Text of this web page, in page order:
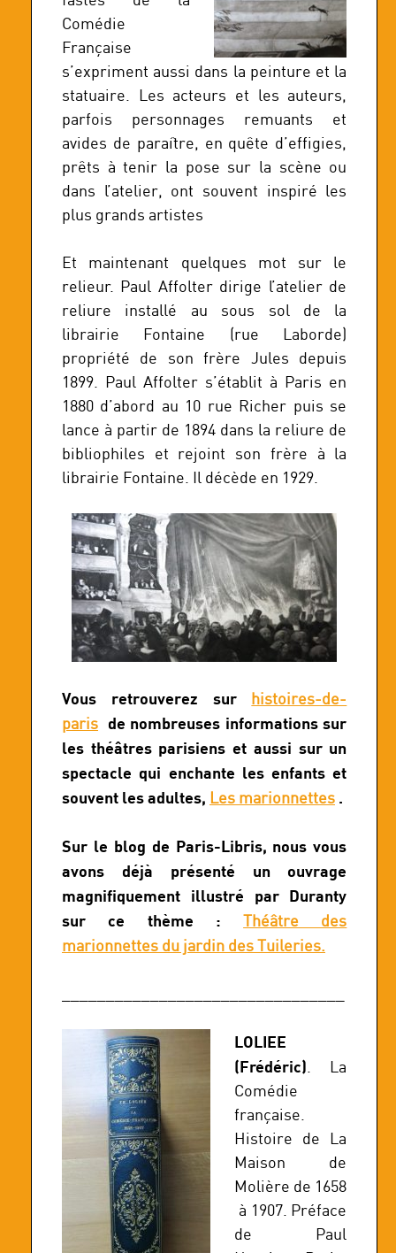
Comédie
Française
s’expriment aussi dans la peinture et la
statuaire. Les acteurs et les auteurs,
parfois personnages remuants et
avides de paraître, en quête d’effigies,
prêts à tenir la pose sur la scène ou
dans l’atelier, ont souvent inspiré les
plus grands artistes
Et maintenant quelques mot sur le
relieur. Paul Affolter dirige l’atelier de
reliure installé au sous sol de la
librairie Fontaine (rue Laborde)
propriété de son frère Jules depuis
1899. Paul Affolter s’établit à Paris en
1880 d’abord au 10 rue Richer puis se
lance à partir de 1894 dans la reliure de
bibliophiles et rejoint son frère à la
librairie Fontaine. Il décède en 1929.
Vous retrouverez sur histoires-de-
paris de nombreuses informations sur
les théâtres parisiens et aussi sur un
spectacle qui enchante les enfants et
souvent les adultes, Les marionnettes .
Sur le blog de Paris-Libris, nous vous
avons déjà présenté un ouvrage
magnifiquement illustré par Duranty
sur ce thème :Théâtre des
marionnettes du jardin des Tuileries.
LOLIEE
(Frédéric). La
Comédie
française.
Histoire de La
Maison de
Molière de 1658
à 1907. Préface
de Paul